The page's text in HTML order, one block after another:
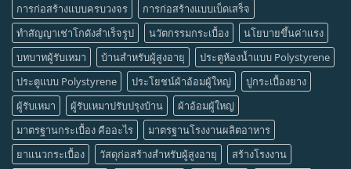
การก่อสร้างแบบครบวงจร
การก่อสร้างแบบเบ็ดเสร็จ
ทำสัญญาเช่าโกดังสำเร็จรูป
นวัตกรรมกระเบื้อง
นโยบายขึ้นค่าแรง
บทบาทผู้รับเหมา
บ้านสำหรับผู้สูงอายุ
ประตูห้องน้ำแบบ Polystyrene
ประตูแบบ Polystyrene
ประโยชน์ผ้าอ้อมผู้ใหญ่
ปูกระเบื้องยาง
ผู้รับเหมา
ผู้รับเหมาปรับปรุงบ้าน
ผ้าอ้อมผู้ใหญ่
มาตรฐานกระเบื้อง คืออะไร
มาตรฐานโรงงานผลิตอาหาร
ยาแนวกระเบื้อง
วัสดุก่อสร้างสำหรับผู้สูงอายุ
สร้างโรงงาน